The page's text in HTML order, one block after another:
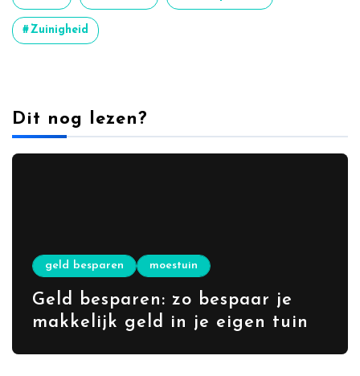
Zuinigheid
Dit nog lezen?
geld besparen moestuin
Geld besparen: zo bespaar je
makkelijk geld in je eigen tuin